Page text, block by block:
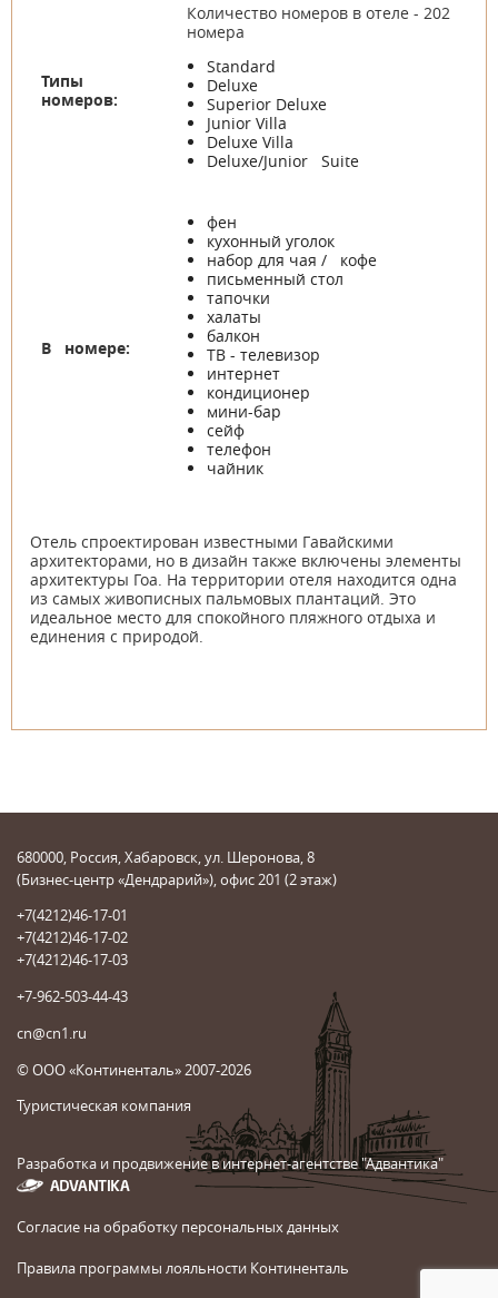
Типы
номеров:
Количество номеров в отеле - 202
номера
Standard
Deluxe
Superior Deluxe
Junior Villa
Deluxe Villa
Deluxe/Junior Suite
В номере:
фен
кухонный уголок
набор для чая / кофе
письменный стол
тапочки
халаты
балкон
ТВ - телевизор
интернет
кондиционер
мини-бар
сейф
телефон
чайник
Отель спроектирован известными Гавайскими
архитекторами, но в дизайн также включены элементы
архитектуры Гоа. На территории отеля находится одна
из самых живописных пальмовых плантаций. Это
идеальное место для спокойного пляжного отдыха и
единения с природой.
680000, Россия, Хабаровск, ул. Шеронова, 8
(Бизнес-центр «Дендрарий»), офис 201 (2 этаж)
+7(4212)46-17-01
+7(4212)46-17-02
+7(4212)46-17-03
+7-962-503-44-43
cn@cn1.ru
© ООО «Континенталь» 2007-2026
Туристическая компания
Разработка и продвижение в интернет-агентстве "Адвантика"
Согласие на обработку персональных данных
Правила программы лояльности Континенталь